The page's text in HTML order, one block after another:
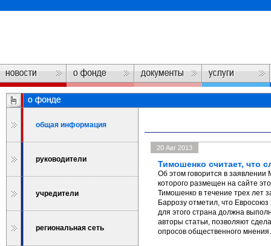
общая информация
руководители
учредители
региональная сеть
20 Авг 2013
Тимошенко считает, что
Об этом говорится в
которого размещен на сайте
Тимошенко в течение трех лет
Баррозу отметил, что
для этого страна должна
авторы статьи, позволяют
опросов общественного мнения.